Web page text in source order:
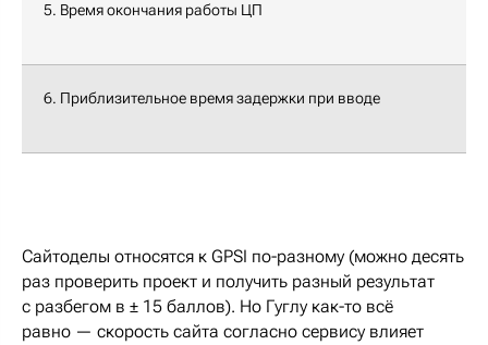
5. Время окончания работы ЦП
6. Приблизительное время задержки при вводе
Сайтоделы относятся к GPSI по-разному (можно десять
раз проверить проект и получить разный результат
с разбегом в ± 15 баллов). Но Гуглу как-то всё
равно — скорость сайта согласно сервису влияет